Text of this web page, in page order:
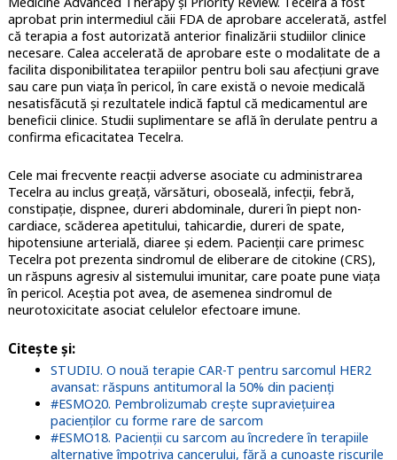
aprobat prin intermediul căii FDA de aprobare accelerată, astfel
că terapia a fost autorizată anterior finalizării studiilor clinice
necesare. Calea accelerată de aprobare este o modalitate de a
facilita disponibilitatea terapiilor pentru boli sau afecțiuni grave
sau care pun viața în pericol, în care există o nevoie medicală
nesatisfăcută și rezultatele indică faptul că medicamentul are
beneficii clinice. Studii suplimentare se află în derulate pentru a
confirma eficacitatea Tecelra.
Cele mai frecvente reacții adverse asociate cu administrarea
Tecelra au inclus greață, vărsături, oboseală, infecții, febră,
constipație, dispnee, dureri abdominale, dureri în piept non-
cardiace, scăderea apetitului, tahicardie, dureri de spate,
hipotensiune arterială, diaree și edem. Pacienţii care primesc
Tecelra pot prezenta sindromul de eliberare de citokine (CRS),
un răspuns agresiv al sistemului imunitar, care poate pune viața
în pericol. Aceştia pot avea, de asemenea sindromul de
neurotoxicitate asociat celulelor efectoare imune.
Citeşte şi:
STUDIU. O nouă terapie CAR-T pentru sarcomul HER2
avansat: răspuns antitumoral la 50% din pacienți
#ESMO20. Pembrolizumab crește supraviețuirea
pacienților cu forme rare de sarcom
#ESMO18. Pacienții cu sarcom au încredere în terapiile
alternative împotriva cancerului, fără a cunoaște riscurile